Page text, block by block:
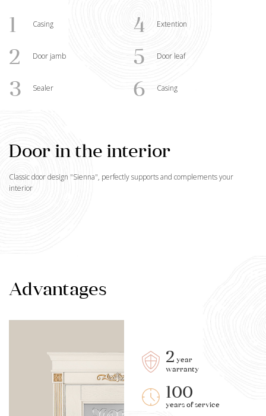
1 Casing 4 Extention
2 Door jamb 5 Door leaf
3 Sealer 6 Casing
Door in the interior
Classic door design "Sienna", perfectly supports and complements your
interior
Advantages
2 year
warranty
100
years of service